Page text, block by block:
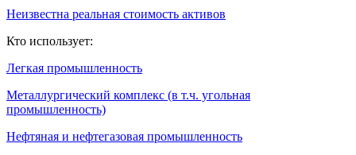
Неизвестна реальная стоимость активов
Кто использует:
Легкая промышленность
Металлургический комплекс (в т.ч. угольная
промышленность)
Нефтяная и нефтегазовая промышленность